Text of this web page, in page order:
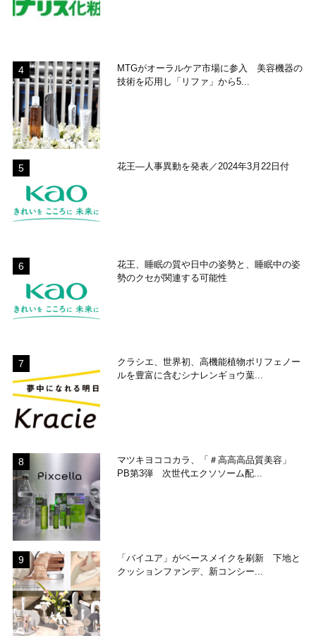
MTGがオーラルケア市場に参入 美容機器の
技術を応用し「リファ」から5...
花王―人事異動を発表／2024年3月22日付
花王、睡眠の質や日中の姿勢と、睡眠中の姿
勢のクセが関連する可能性
クラシエ、世界初、高機能植物ポリフェノー
ルを豊富に含むシナレンギョウ葉...
マツキヨココカラ、「＃高高高品質美容」
PB第3弾 次世代エクソソーム配...
「バイユア」がベースメイクを刷新 下地と
クッションファンデ、新コンシー...